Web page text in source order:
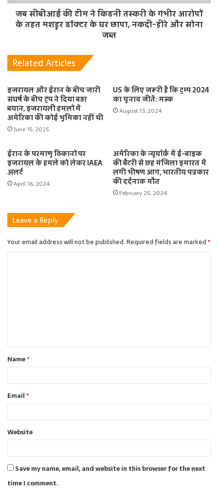
जब सीबीआई की टीम ने किडनी तस्करी के गंभीर आरोपों
के तहत मशहूर डॉक्टर के घर छापा, नकदी-हीरे और सोना
जब्त
Related Articles
इजरायल और ईरान के बीच जारी
संघर्ष के बीच ट्रंप ने दिया बड़ा
बयान, इजरायली हमलों में
अमेरिका की कोई भूमिका नहीं थी
June 15, 2025
US के लिए जरूरी है कि ट्रम्प 2024
का चुनाव जीतें: मस्क
August 13, 2024
ईरान के परमाणु ठिकानों पर
इजरायल के हमले को लेकर IAEA
अलर्ट
April 16, 2024
अमेरिका के न्यूयॉर्क में ई-बाइक
की बैटरी से छह मंजिला इमारत में
लगी भीषण आग, भारतीय पत्रकार
की दर्दनाक मौत
February 25, 2024
Leave a Reply
Your email address will not be published.Required fields are marked*
t
*Name*
Email*
Website
Save my name, email, and website in this browser for the next
time I comment.